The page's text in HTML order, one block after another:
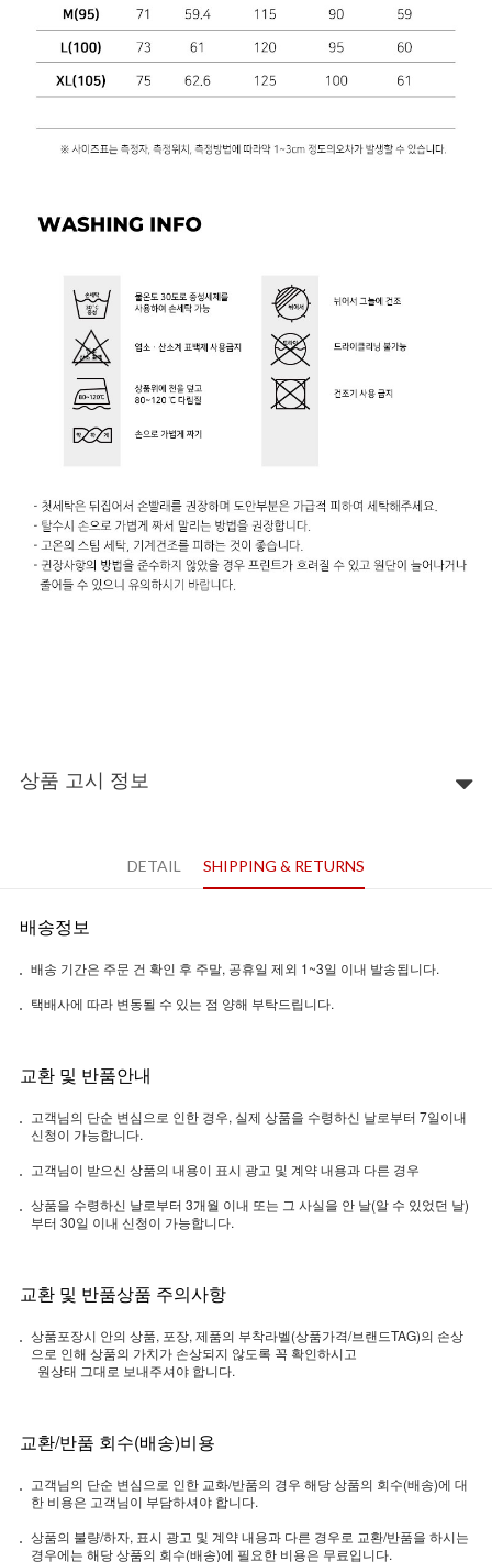
상품 고시 정보
DETAIL SHIPPING & RETURNS
배송정보
배송 기간은 주문 건 확인 후 주말, 공휴일 제외 1~3일 이내 발송됩니다.
택배사에 따라 변동될 수 있는 점 양해 부탁드립니다.
교환 및 반품안내
고객님의 단순 변심으로 인한 경우, 실제 상품을 수령하신 날로부터 7일이내
신청이 가능합니다.
고객님이 받으신 상품의 내용이 표시 광고 및 계약 내용과 다른 경우
상품을 수령하신 날로부터 3개월 이내 또는 그 사실을 안 날(알 수 있었던 날)
부터 30일 이내 신청이 가능합니다.
교환 및 반품상품 주의사항
상품포장시 안의 상품, 포장, 제품의 부착라벨(상품가격/브랜드TAG)의 손상
으로 인해 상품의 가치가 손상되지 않도록 꼭 확인하시고
원상태 그대로 보내주셔야 합니다.
교환/반품 회수(배송)비용
고객님의 단순 변심으로 인한 교화/반품의 경우 해당 상품의 회수(배송)에 대
한 비용은 고객님이 부담하셔야 합니다.
상품의 불량/하자, 표시 광고 및 계약 내용과 다른 경우로 교환/반품을 하시는
경우에는 해당 상품의 회수(배송)에 필요한 비용은 무료입니다.